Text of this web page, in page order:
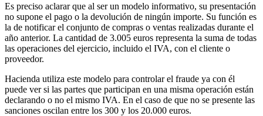
Es preciso aclarar que al ser un modelo informativo, su presentación
no supone el pago o la devolución de ningún importe. Su función es
la de notificar el conjunto de compras o ventas realizadas durante el
año anterior. La cantidad de 3.005 euros representa la suma de todas
las operaciones del ejercicio, incluido el IVA, con el cliente o
proveedor.
Hacienda utiliza este modelo para controlar el fraude ya con él
puede ver si las partes que participan en una misma operación están
declarando o no el mismo IVA. En el caso de que no se presente las
sanciones oscilan entre los 300 y los 20.000 euros.